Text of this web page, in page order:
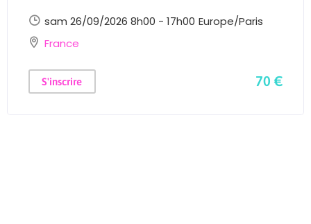
sam 26/09/2026 8h00 - 17h00 Europe/Paris
France
S'inscrire 70 €